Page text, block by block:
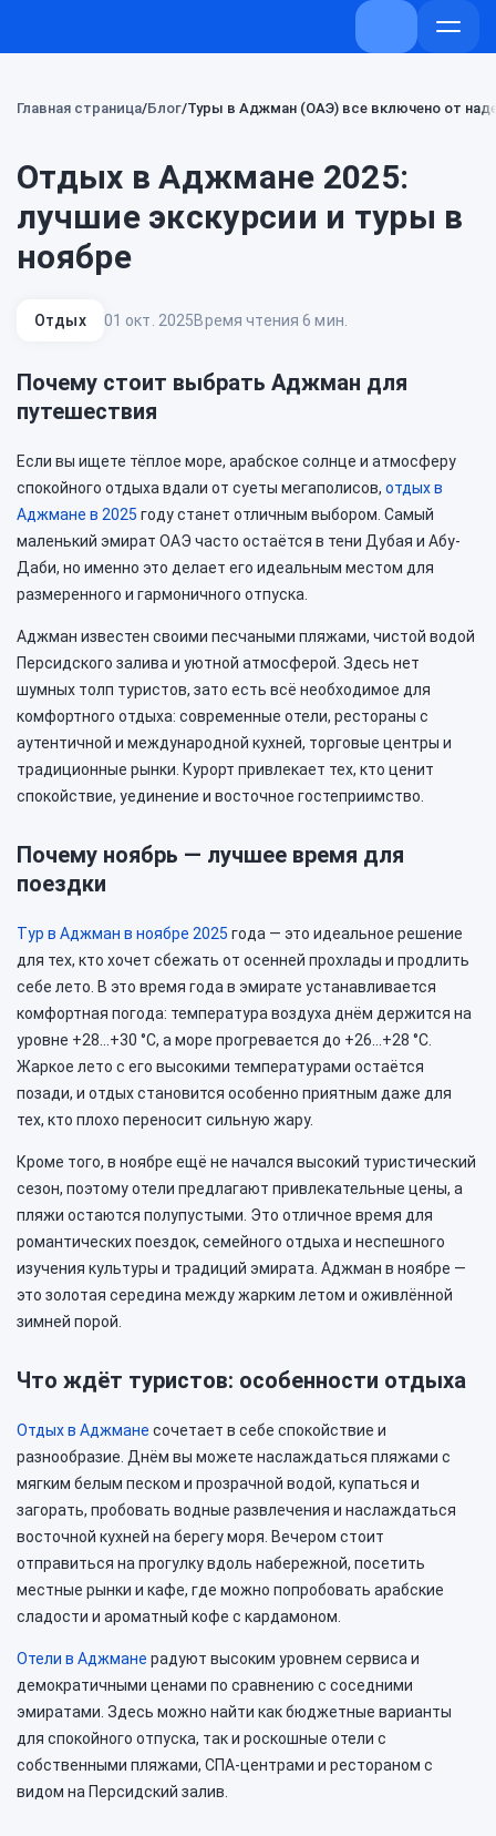
+7 (800) 707-
Главная страница Блог Туры в Аджман (ОАЭ) все включено от
Отдых в Аджмане 2025:
лучшие экскурсии и туры в
ноябре
Отдых 01 окт. 2025Время чтения 6 мин.
Почему стоит выбрать Аджман для
путешествия
Если вы ищете тёплое море, арабское солнце и атмосферу
спокойного отдыха вдали от суеты мегаполисов, отдых в
Аджмане в 2025 году станет отличным выбором. Самый
маленький эмират ОАЭ часто остаётся в тени Дубая и Абу-
Даби, но именно это делает его идеальным местом для
размеренного и гармоничного отпуска.
Аджман известен своими песчаными пляжами, чистой водой
Персидского залива и уютной атмосферой. Здесь нет
шумных толп туристов, зато есть всё необходимое для
комфортного отдыха: современные отели, рестораны с
аутентичной и международной кухней, торговые центры и
традиционные рынки. Курорт привлекает тех, кто ценит
спокойствие, уединение и восточное гостеприимство.
Почему ноябрь — лучшее время для
поездки
Тур в Аджман в ноябре 2025 года — это идеальное решение
для тех, кто хочет сбежать от осенней прохлады и продлить
себе лето. В это время года в эмирате устанавливается
комфортная погода: температура воздуха днём держится на
уровне +28…+30 °C, а море прогревается до +26…+28 °C.
Жаркое лето с его высокими температурами остаётся
позади, и отдых становится особенно приятным даже для
тех, кто плохо переносит сильную жару.
Кроме того, в ноябре ещё не начался высокий туристический
сезон, поэтому отели предлагают привлекательные цены, а
пляжи остаются полупустыми. Это отличное время для
романтических поездок, семейного отдыха и неспешного
изучения культуры и традиций эмирата. Аджман в ноябре —
это золотая середина между жарким летом и оживлённой
зимней порой.
Что ждёт туристов: особенности отдыха
Отдых в Аджмане сочетает в себе спокойствие и
разнообразие. Днём вы можете наслаждаться пляжами с
мягким белым песком и прозрачной водой, купаться и
загорать, пробовать водные развлечения и наслаждаться
восточной кухней на берегу моря. Вечером стоит
отправиться на прогулку вдоль набережной, посетить
местные рынки и кафе, где можно попробовать арабские
сладости и ароматный кофе с кардамоном.
Отели в Аджмане радуют высоким уровнем сервиса и
демократичными ценами по сравнению с соседними
эмиратами. Здесь можно найти как бюджетные варианты
для спокойного отпуска, так и роскошные отели с
собственными пляжами, СПА-центрами и рестораном с
видом на Персидский залив.